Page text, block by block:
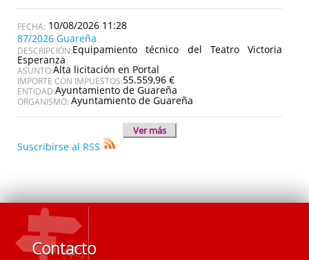
10/08/2026 11:28
87/2026 Guareña
DESCRIPCIÓN:Equipamiento técnico del Teatro Victoria
Esperanza
ASUNTO:Alta licitación en Portal
IMPORTE CON IMPUESTOS:55.559,96 €
ENTIDAD:Ayuntamiento de Guareña
ORGANISMO: Ayuntamiento de Guareña
Ver más
Suscribirse al RSS
Contacto